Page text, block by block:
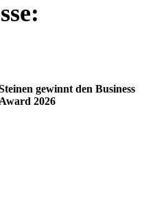
gewinnt den Business
2026